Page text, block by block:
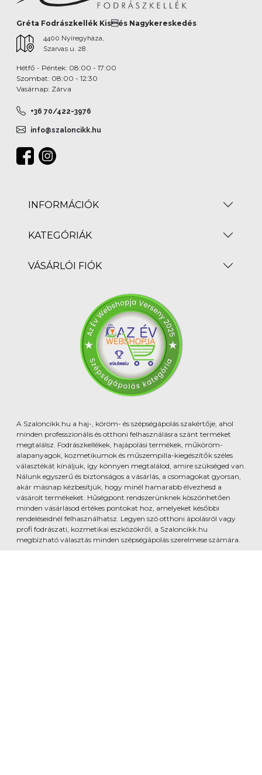
Gréta Fodrászkellék Kisés Nagykereskedés
4400 Nyíregyháza,
Szarvas u. 28.
Hétfő - Péntek: 08:00 - 17:00
Szombat: 08:00 - 12:30
Vasárnap: Zárva
+36 70/422-3976
info@szaloncikk.hu
INFORMÁCIÓK
KATEGÓRIÁK
VÁSÁRLÓI FIÓK
A Szaloncikk.hu a haj-, köröm- és szépségápolás szakértője, ahol
minden professzionális és otthoni felhasználásra szánt terméket
megtalálsz. Fodrászkellékek, hajápolási termékek, műköröm-
alapanyagok, kozmetikumok és műszempilla-kiegészítők széles
választékát kínáljuk, így könnyen megtalálod, amire szükséged van.
Nálunk egyszerű és biztonságos a vásárlás, a csomagokat gyorsan,
akár másnap kézbesítjük, hogy minél hamarabb élvezhesd a
vásárolt termékeket. Hűségpont rendszerünknek köszönhetően
minden vásárlásod értékes pontokat hoz, amelyeket későbbi
rendeléseidnél felhasználhatsz. Legyen szó otthoni ápolásról vagy
profi fodrászati, kozmetikai eszközökről, a Szaloncikk.hu
megbízható választás minden szépségápolás szerelmese számára.